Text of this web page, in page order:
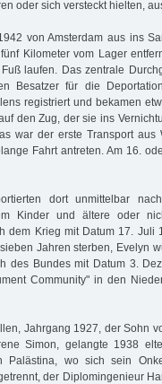
oder sich versteckt hielten,
von Amsterdam aus ins
Kilometer vom Lager
laufen. Das zentrale
Besatzer für die
registriert und bekamen
den Zug, der sie ins
war der erste Transport aus
Fahrt antreten. Am 16.
dort unmittelbar
Kinder und ältere oder
dem Krieg mit Datum 17. Juli
Jahren sterben, Evelyn
des Bundes mit Datum 3.
Community" in den
Jahrgang 1927, der Sohn
Simon, gelangte 1938
Palästina, wo sich sein
der Diplomingenieur